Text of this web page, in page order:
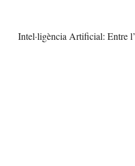
Intel·ligència Artificial: Entre